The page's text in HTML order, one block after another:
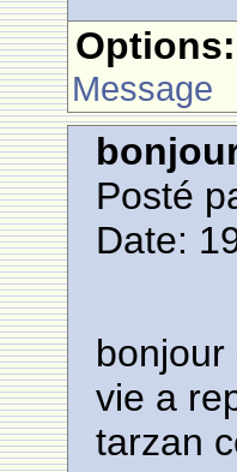
Options:
Message
Posté
Date:
vie a
tarzan